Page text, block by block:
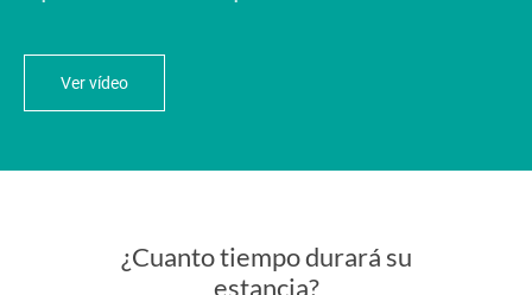
Ver vídeo
¿Cuanto tiempo durará su
estancia?